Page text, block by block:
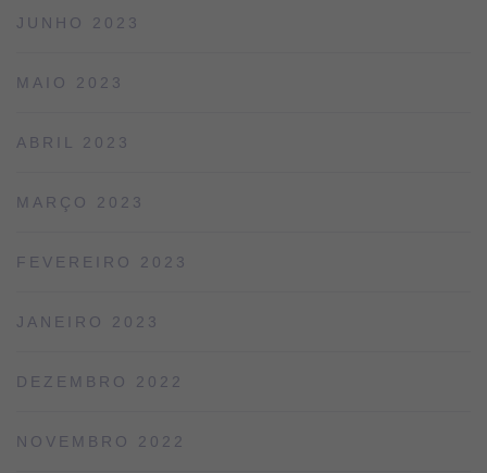
JUNHO 2023
MAIO 2023
ABRIL 2023
MARÇO 2023
FEVEREIRO 2023
JANEIRO 2023
DEZEMBRO 2022
NOVEMBRO 2022